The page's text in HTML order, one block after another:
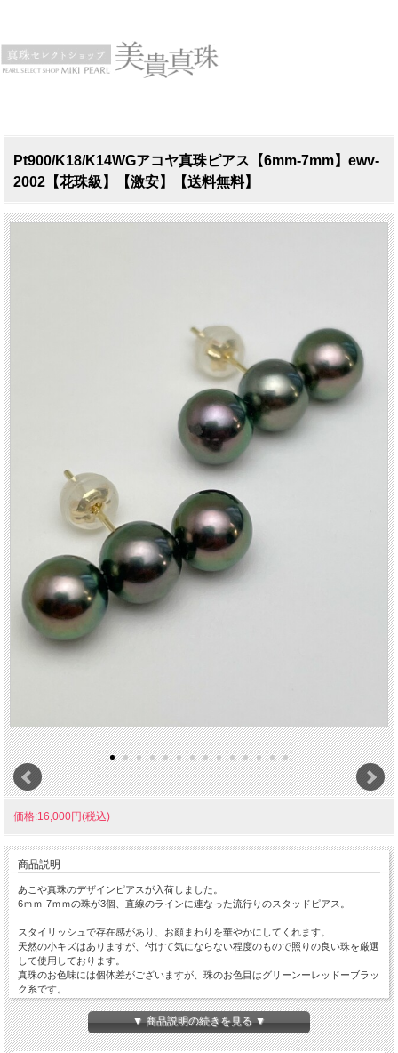
Pt900/K18/K14WGアコヤ真珠ピアス【6mm-7mm】ewv-
2002【花珠級】【激安】【送料無料】
価格:16,000円(税込)
商品説明
あこや真珠のデザインピアスが入荷しました。
6ｍｍ-7ｍｍの珠が3個、直線のラインに連なった流行りのスタッドピアス。
スタイリッシュで存在感があり、お顔まわりを華やかにしてくれます。
天然の小キズはありますが、付けて気にならない程度のもので照りの良い珠を厳選
して使用しております。
真珠のお色味には個体差がございますが、珠のお色目はグリーンーレッドーブラッ
ク系です。
このお色目の真珠は現在は作られていないため、当店にも残り僅かの限定品になり
ます。
▼ 商品説明の続きを見る ▼